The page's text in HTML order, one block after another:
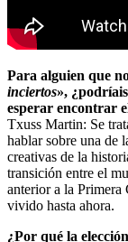
Para alguien que
inciertos»,
esperar encontrar
Txuss Martin: Se
hablar sobre una de
creativas de la
transición entre el
anterior a la
vivido hasta ahora.
¿Por qué la